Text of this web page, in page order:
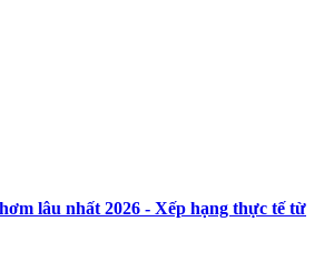
lâu nhất 2026 - Xếp hạng thực tế từ